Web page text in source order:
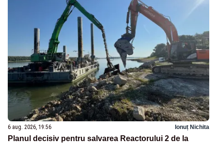
6 aug. 2026, 19:56 Ionuț Nichita
Planul decisiv pentru salvarea Reactorului 2 de la